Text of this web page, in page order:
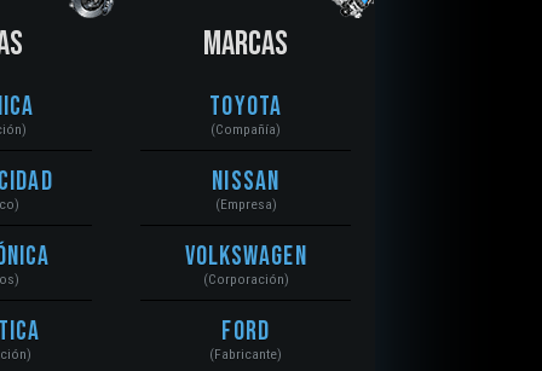
MARCAS
Toyota
(Compañía)
Nissan
(Empresa)
Volkswagen
(Corporación)
Ford
(Fabricante)